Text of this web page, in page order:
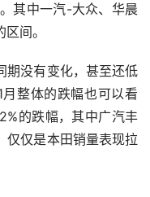
其中一汽-大众、华晨
间。
期没有变化，甚至还低
整体的跌幅也可以看
的跌幅，其中广汽丰
仅仅是本田销量表现拉